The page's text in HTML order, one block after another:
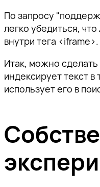
По запросу
легко убедиться,
внутри тега <iframe>.
Итак, можно
индексирует текст в
использует его в